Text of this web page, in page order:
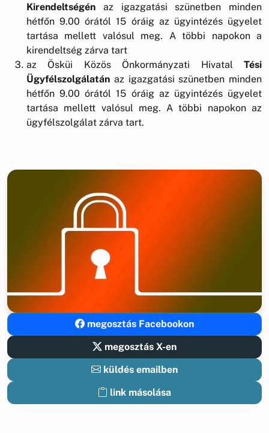
Kirendeltségén az igazgatási szünetben minden
hétfőn 9.00 órától 15 óráig az ügyintézés ügyelet
tartása mellett valósul meg. A többi napokon a
kirendeltség zárva tart
az Ösküi Közös Önkormányzati Hivatal Tési
Ügyfélszolgálatán az igazgatási szünetben minden
hétfőn 9.00 órától 15 óráig az ügyintézés ügyelet
tartása mellett valósul meg. A többi napokon az
ügyfélszolgálat zárva tart.
megosztás Facebookon
megosztás X-en
küldés emailben
link másolása